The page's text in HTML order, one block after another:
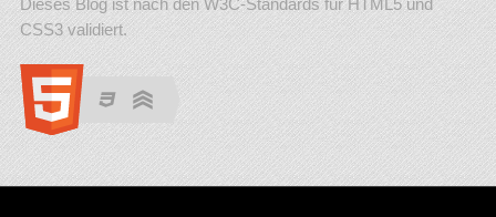
CSS3 validiert.